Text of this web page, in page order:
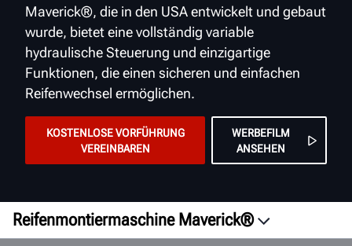
Maverick®, die in den USA entwickelt und gebaut
wurde, bietet eine vollständig variable
hydraulische Steuerung und einzigartige
Funktionen, die einen sicheren und einfachen
Reifenwechsel ermöglichen.
KOSTENLOSE VORFÜHRUNG
VEREINBAREN
WERBEFILM
ANSEHEN
Reifenmontiermaschine Maverick®